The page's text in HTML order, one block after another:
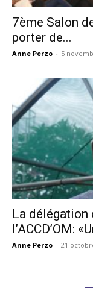
7ème Salon
porter de...
Anne Perzo - 5
La délégation
l’ACCD’OM:
Anne Perzo - 21